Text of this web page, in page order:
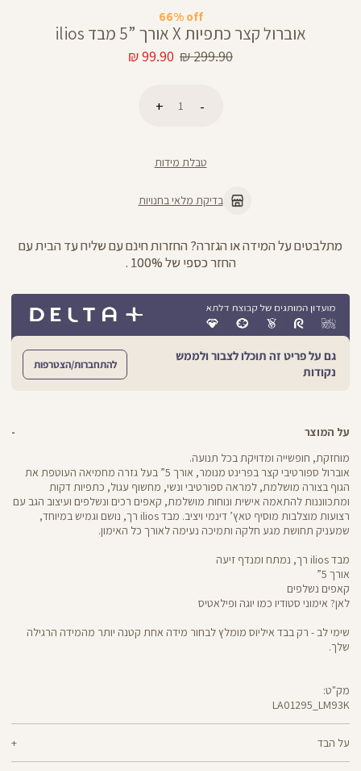
66% off
אוברול קצר כתפיות X אורך ”5 מבד ilios
מחיר
99.90 ₪
מחיר
299.90 ₪
טבלת מידות
בדיקת מלאי בחנויות
מתלבטים על המידה או הגזרה? החזרות חינם עם שליח עד הבית עם
החזר כספי של 100% .
גם על פריט זה תוכלו לצבור ולממש
נקודות
להתחברות/הצטרפות
על המוצר
על הבד
מוחזקת, חופשייה ומדויקת בכל תנועה.
אוברול ספורטיבי קצר בפרינט מנומר, אורך 5” בעל גזרה מחמיאה העוטפת את
הגוף בצורה מושלמת, למראה ספורטיבי ונשי, מחשוף עגול, כתפיות דקות
ומתכווננות להתאמה אישית ונוחות מושלמת, קאפים רכים ונשלפים ועיצוב הגב עם
רצועות מוצלבות מוסיף טאץ’ דינמי ויציב. מבד ilios רך, נושם וגמיש במיוחד,
שמעניק תחושת מגע חלקה ותמיכה נעימה לאורך כל האימון.
מבד ilios רך, נמתח ומנדף זיעה
אורך 5”
קאפים נשלפים
לאן? אימוני סטודיו כמו יוגה ופילאטיס
שימי לב - רק בבד איליוס מומלץ לבחור מידה אחת קטנה יותר מהמידה הרגילה
שלך.
מק"ט:
LA01295_LM93K